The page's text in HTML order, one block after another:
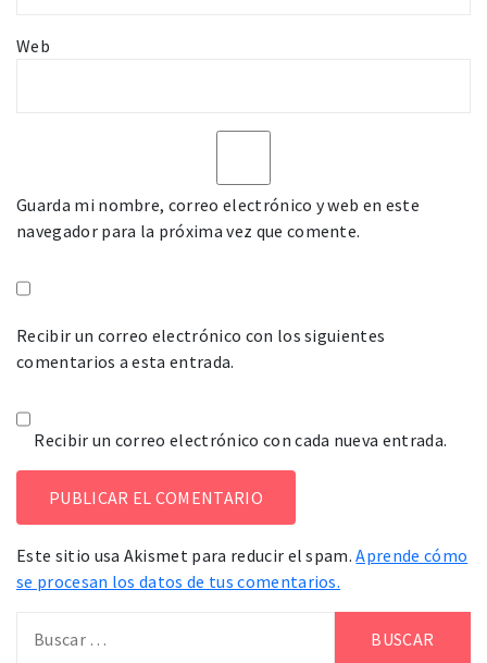
Web
Guarda mi nombre, correo electrónico y web en este
navegador para la próxima vez que comente.
Recibir un correo electrónico con los siguientes
comentarios a esta entrada.
Recibir un correo electrónico con cada nueva entrada.
Este sitio usa Akismet para reducir el spam.Aprende cómo
se procesan los datos de tus comentarios.